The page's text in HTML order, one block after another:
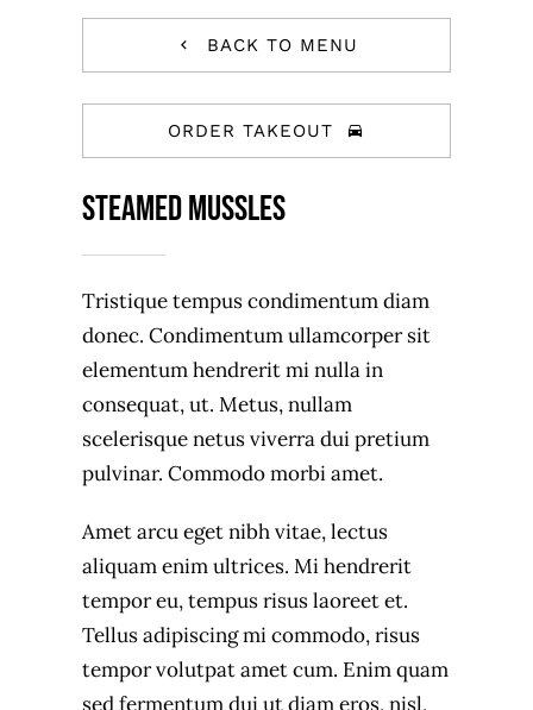
ANFRAGE
BACK TO MENU
ORDER TAKEOUT
Steamed Mussles
Tristique tempus condimentum diam
donec. Condimentum ullamcorper sit
elementum hendrerit mi nulla in
consequat, ut. Metus, nullam
scelerisque netus viverra dui pretium
pulvinar. Commodo morbi amet.
Amet arcu eget nibh vitae, lectus
aliquam enim ultrices. Mi hendrerit
tempor eu, tempus risus laoreet et.
Tellus adipiscing mi commodo, risus
tempor volutpat amet cum. Enim quam
sed fermentum dui ut diam eros, nisl,